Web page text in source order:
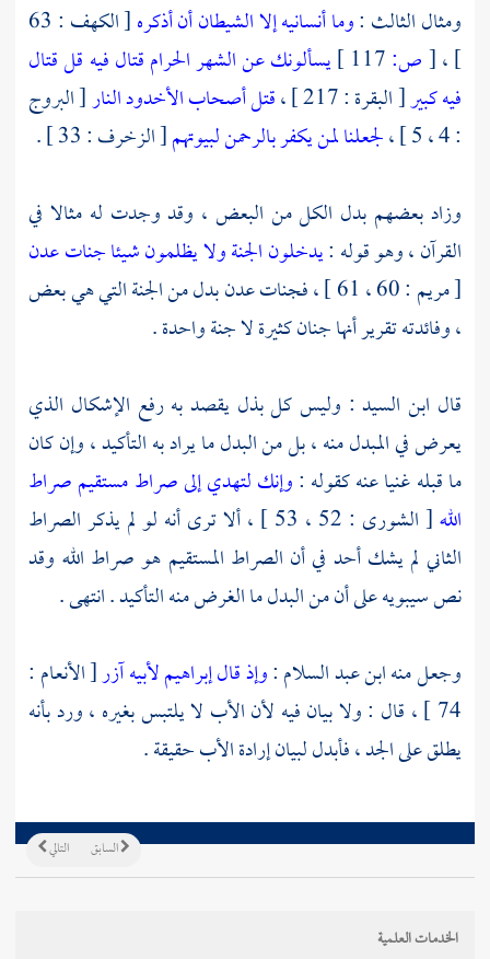
ومثال الثالث :وما أنسانيه إلا الشيطان أن أذكره
[ الكهف : 63
] ،[ص:
يسألونك عن الشهر الحرام قتال فيه قل قتال
فيه كبير[ البقرة : 217 ] ، قتل أصحاب الأخدود النار[ البروج
: 4 ، 5 ] ،
لجعلنا لمن يكفر بالرحمن لبيوتهم[ الزخرف : 33 ] .
وزاد بعضهم بدل الكل من البعض ، وقد وجدت له مثالا في
القرآن ، وهو قوله :يدخلون الجنة ولا يظلمون شيئاجنات عدن
[ مريم : 60 ، 61 ] ، فجنات عدن بدل من الجنة التي هي بعض
، وفائدته تقرير أنها جنان كثيرة لا جنة واحدة .
قال ابن السيد : وليس كل بذل يقصد به رفع الإشكال الذي
يعرض في المبدل منه ، بل من البدل ما يراد به التأكيد ، وإن كان
ما قبله غنيا عنه كقوله :وإنك لتهدي إلى صراط مستقيمصراط
الله
[ الشورى : 52 ، 53 ] ، ألا ترى أنه لو لم يذكر الصراط
الثاني لم يشك أحد في أن الصراط المستقيم هو صراط الله وقد
نص سيبويه على أن من البدل ما الغرض منه التأكيد . انتهى .
وجعل منهابن عبد السلام:وإذ قال إبراهيم لأبيه آزر[ الأنعام :
74 ] ، قال : ولا بيان فيه لأن الأب لا يلتبس بغيره ، ورد بأنه
يطلق على الجد ، فأبدل لبيان إرادة الأب حقيقة .
التالي السابق
الخدمات العلمية